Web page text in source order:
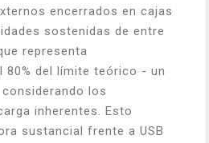
encerrados en cajas
sostenidas de entre
representa
80% del límite teórico - un
los
inherentes. Esto
sustancial frente a USB